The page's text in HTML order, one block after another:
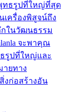
ทธรูปที่ใหญ่ที่สุด
เครื่องพิสูจน์ถึง
ในวัฒนธรรม
จะพาคุณ
รูปที่ใหญ่และ
ยทาง
งก่อสร้างอัน